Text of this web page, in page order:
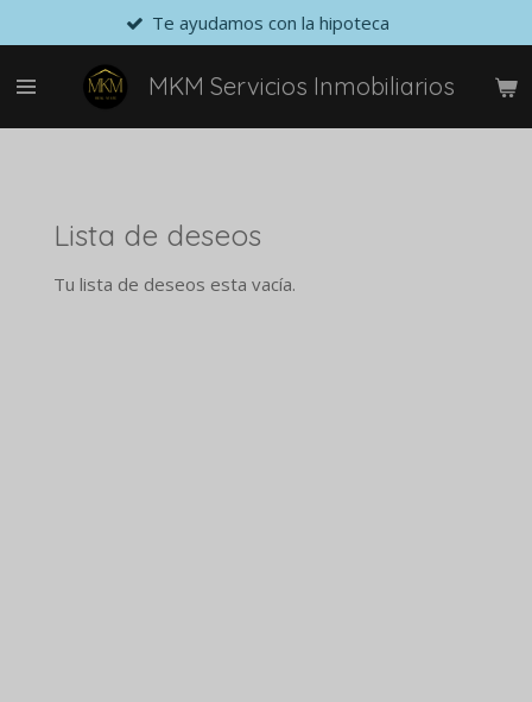
al
contenido
MKM Servicios Inmobiliarios
Te ayudamos con la hipoteca
Lista de deseos
Tu lista de deseos esta vacía.